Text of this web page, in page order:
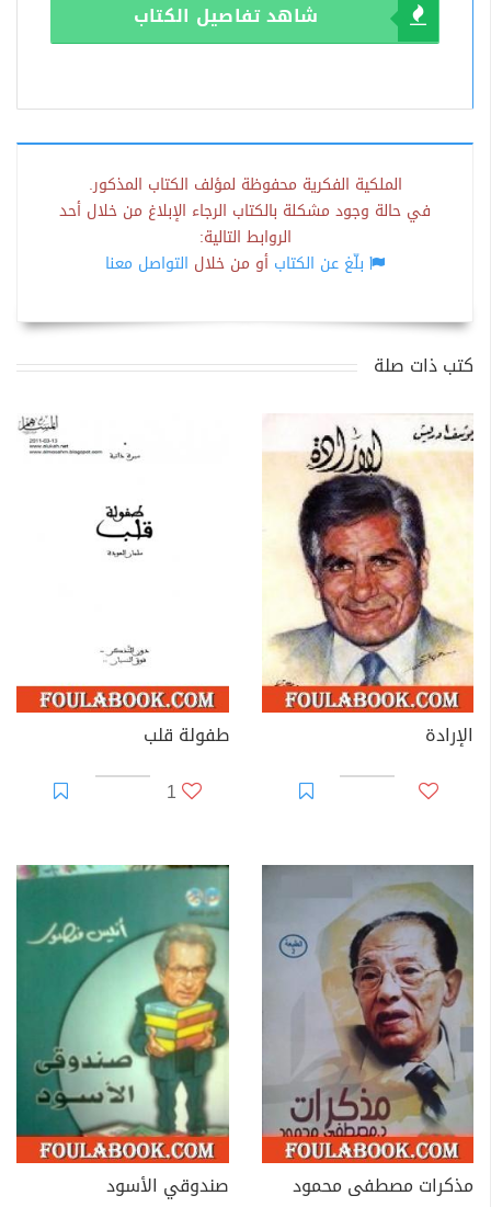
شاهد تفاصيل الكتاب
الملكية الفكرية محفوظة لمؤلف الكتاب المذكور.
في حالة وجود مشكلة بالكتاب الرجاء الإبلاغ من خلال أحد
الروابط التالية:
بلّغ عن الكتاب أو من خلال التواصل معنا
كتب ذات صلة
الإرادة
طفولة قلب
1
مذكرات مصطفى محمود صندوقي الأسود